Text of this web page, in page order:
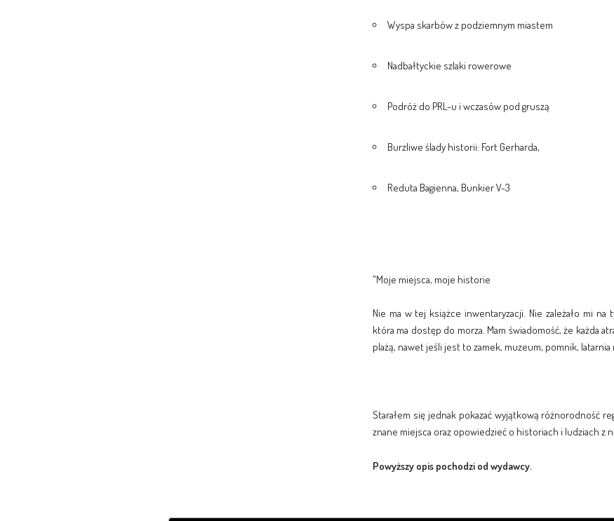
Wyspa skarbów z podziemnym miastem
Nadbałtyckie szlaki rowerowe
Podróż do PRL-u i wczasów pod gruszą
Burzliwe ślady historii: Fort Gerharda,
Reduta Bagienna, Bunkier V-3
"Moje miejsca, moje historie
Nie ma w tej książce inwentaryzacji. Nie zależało mi na
która ma dostęp do morza. Mam świadomość, że każda
plażą, nawet jeśli jest to zamek, muzeum, pomnik,
Starałem się jednak pokazać wyjątkową różnorodność
znane miejsca oraz opowiedzieć o historiach i ludziach z
Powyższy opis pochodzi od wydawcy.